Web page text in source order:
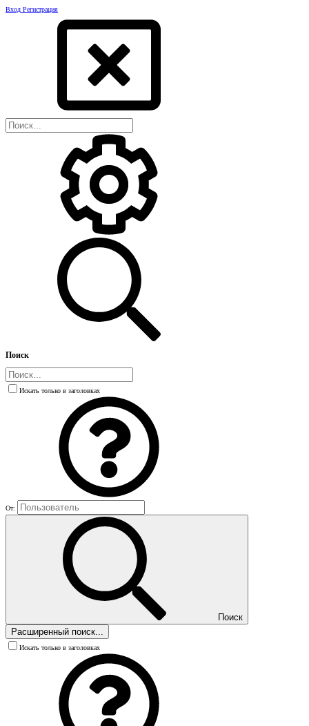
Вход Регистрация
Поиск
Искать только в заголовках
От:
Поиск
Расширенный поиск...
Искать только в заголовках